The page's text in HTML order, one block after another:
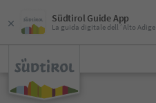
Südtirol Guide App
La guida digitale dell´Alto Adige